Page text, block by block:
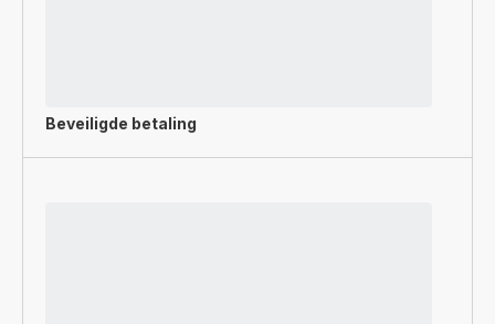
Beveiligde betaling